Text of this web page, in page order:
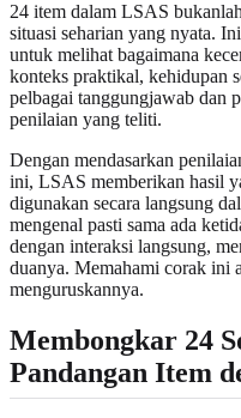
24 item dalam LSAS
situasi seharian yang nyata.
untuk melihat bagaimana
konteks praktikal, kehidupan
pelbagai tanggungjawab dan
penilaian yang teliti.
Dengan mendasarkan
ini, LSAS memberikan hasil
digunakan secara langsung
mengenal pasti sama ada
dengan interaksi langsung,
duanya. Memahami corak ini
menguruskannya.
Membongkar 24
Pandangan Item